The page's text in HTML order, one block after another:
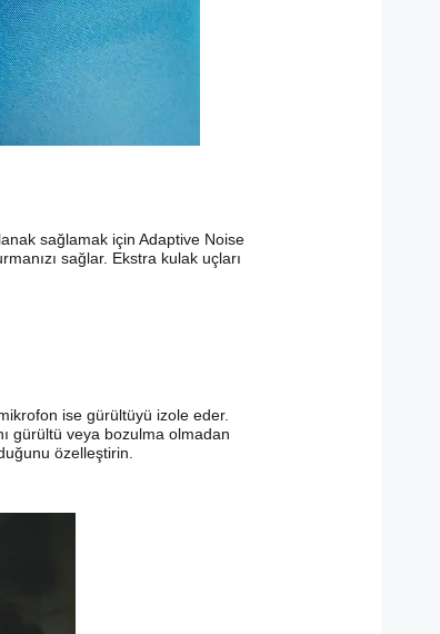
sağlamak için Adaptive Noise
sağlar. Ekstra kulak uçları
ise gürültüyü izole eder.
gürültü veya bozulma olmadan
özelleştirin.